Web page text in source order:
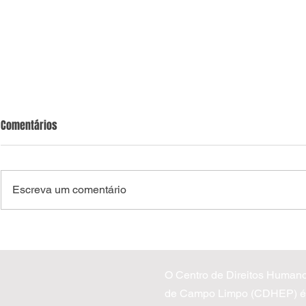
Ginecologia Natural
Tribunal de
Comentários
Escreva um comentário
O Centro de Direitos
de Campo Limpo (CDHEP)